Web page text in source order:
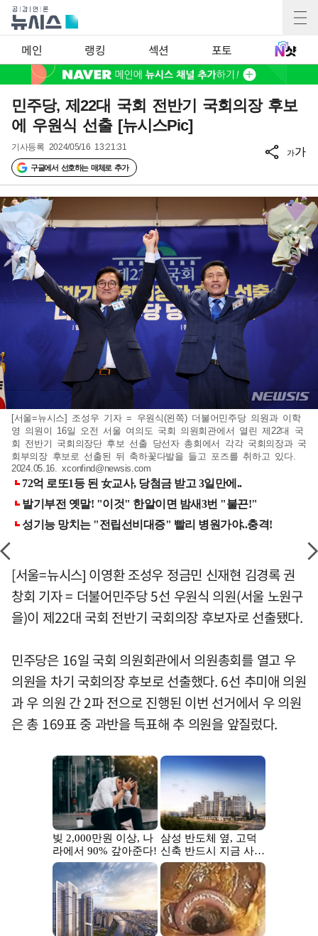
메인 랭킹 섹션 포토
민주당, 제22대 국회 전반기 국회의장 후보
에 우원식 선출 [뉴시스Pic]
기사등록 2024/05/16 13:21:31
구글에서 선호하는 매체로 추가
가가
[서울=뉴시스] 조성우 기자 = 우원식(왼쪽) 더불어민주당 의원과 이학
영 의원이 16일 오전 서울 여의도 국회 의원회관에서 열린 제22대 국
회 전반기 국회의장단 후보 선출 당선자 총회에서 각각 국회의장과 국
회부의장 후보로 선출된 뒤 축하꽃다발을 들고 포즈를 취하고 있다.
2024.05.16.xconfind@newsis.com
[서울=뉴시스] 이영환 조성우 정금민 신재현 김경록 권
창회 기자 = 더불어민주당 5선 우원식 의원(서울 노원구
을)이 제22대 국회 전반기 국회의장 후보자로 선출됐다.
민주당은 16일 국회 의원회관에서 의원총회를 열고 우
의원을 차기 국회의장 후보로 선출했다. 6선 추미애 의원
과 우 의원 간 2파 전으로 진행된 이번 선거에서 우 의원
은 총 169표 중 과반을 득표해 추 의원을 앞질렀다.